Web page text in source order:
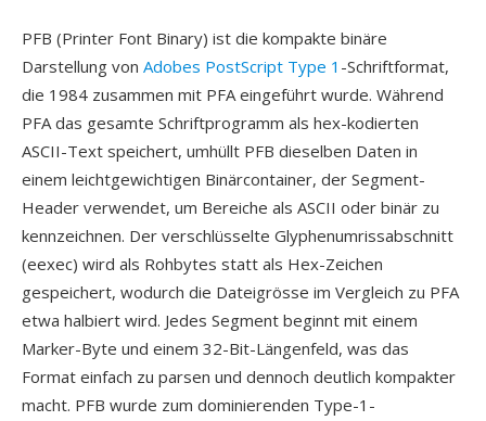
PFB (Printer Font Binary) ist die kompakte binäre
Darstellung von Adobes PostScript Type 1 -Schriftformat,
die 1984 zusammen mit PFA eingeführt wurde. Während
PFA das gesamte Schriftprogramm als hex-kodierten
ASCII-Text speichert, umhüllt PFB dieselben Daten in
einem leichtgewichtigen Binärcontainer, der Segment-
Header verwendet, um Bereiche als ASCII oder binär zu
kennzeichnen. Der verschlüsselte Glyphenumrissabschnitt
(eexec) wird als Rohbytes statt als Hex-Zeichen
gespeichert, wodurch die Dateigrösse im Vergleich zu PFA
etwa halbiert wird. Jedes Segment beginnt mit einem
Marker-Byte und einem 32-Bit-Längenfeld, was das
Format einfach zu parsen und dennoch deutlich kompakter
macht. PFB wurde zum dominierenden Type-1-